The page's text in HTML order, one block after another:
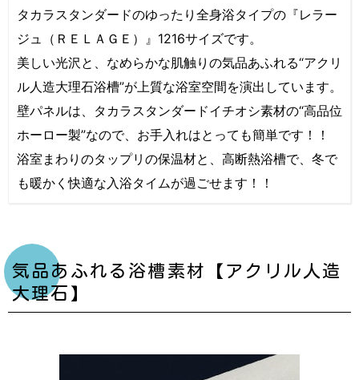
タカラスタンダードのゆったり全身浴タイプの『レラー
ジュ（ＲＥＬＡＧＥ）』1216サイズです。
美しい光沢と、なめらかな肌触りの気品あふれる“アクリ
ル人造大理石浴槽”が上質な浴室空間を演出しています。
壁パネルは、タカラスタンダードイチオシ素材の“高品位
ホーロー製”なので、お手入れはとっても簡単です！！
浴室まわりのタップリの保温材と、高断熱浴槽で、冬で
も暖かく快適な入浴タイムが過ごせます！！
気品あふれる浴槽素材【アクリル人造
大理石】